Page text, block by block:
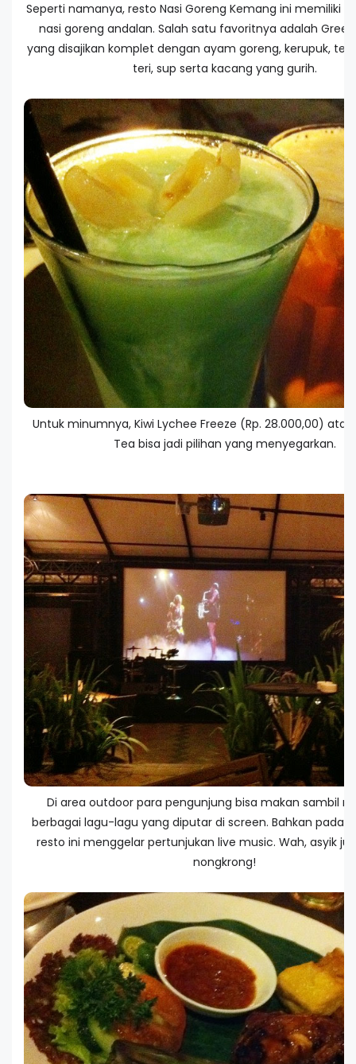
Seperti namanya, resto Nasi Goreng Kemang ini memiliki
nasi goreng andalan. Salah satu favoritnya adalah Green
yang disajikan komplet dengan ayam goreng, kerupuk,
teri, sup serta kacang yang gurih.
Untuk minumnya, Kiwi Lychee Freeze (Rp. 28.000,00)
Tea bisa jadi pilihan yang menyegarkan.
Di area outdoor para pengunjung bisa makan sambil
berbagai lagu-lagu yang diputar di screen. Bahkan pada
resto ini menggelar pertunjukan live music. Wah, asyik
nongkrong!